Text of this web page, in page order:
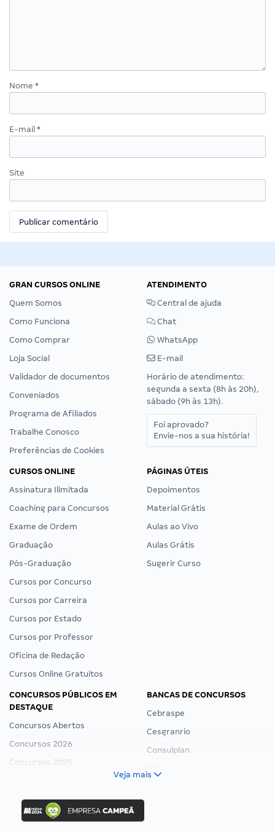
Nome *
E-mail *
Site
GRAN CURSOS ONLINE
Quem Somos
Como Funciona
Como Comprar
Loja Social
Validador de documentos
Conveniados
Programa de Afiliados
Trabalhe Conosco
Preferências de Cookies
ATENDIMENTO
Central de ajuda
Chat
WhatsApp
E-mail
Horário de atendimento:
segunda a sexta (8h às 20h),
sábado (9h às 13h).
Foi aprovado?
Envie-nos a sua história!
CURSOS ONLINE
Assinatura Ilimitada
Coaching para Concursos
Exame de Ordem
Graduação
Pós-Graduação
Cursos por Concurso
Cursos por Carreira
Cursos por Estado
Cursos por Professor
Oficina de Redação
Cursos Online Gratuitos
PÁGINAS ÚTEIS
Depoimentos
Material Grátis
Aulas ao Vivo
Aulas Grátis
Sugerir Curso
CONCURSOS PÚBLICOS EM
DESTAQUE
Concursos Abertos
Concursos 2026
Concursos 2025
Concurso Ibama
Concurso MPU
BANCAS DE CONCURSOS
Cebraspe
Cesgranrio
Consulplan
Veja mais